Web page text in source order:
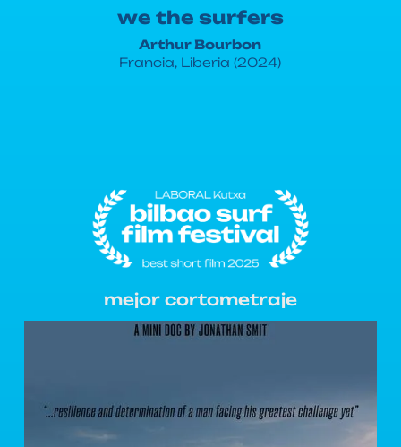
we the surfers
Arthur Bourbon
Francia, Liberia (2024)
mejor cortometraje